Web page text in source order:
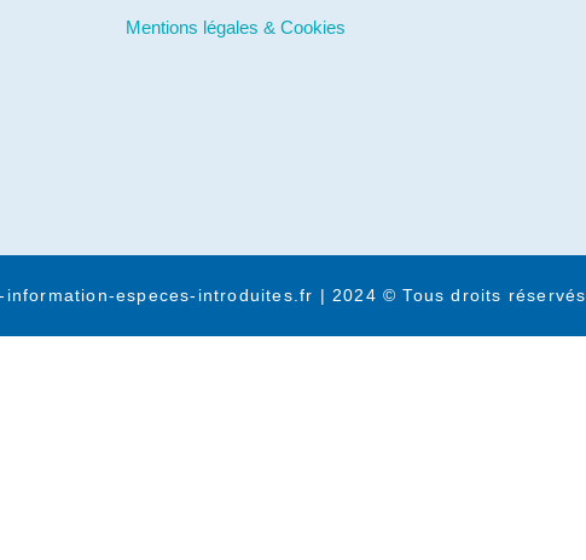
Mentions légales & Cookies
information-especes-introduites.fr | 2024 © Tous droits réservés